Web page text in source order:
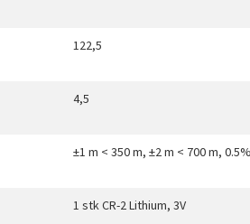
122,5
4,5
±1 m < 350 m, ±2 m < 700 m,
1 stk CR-2 Lithium, 3V